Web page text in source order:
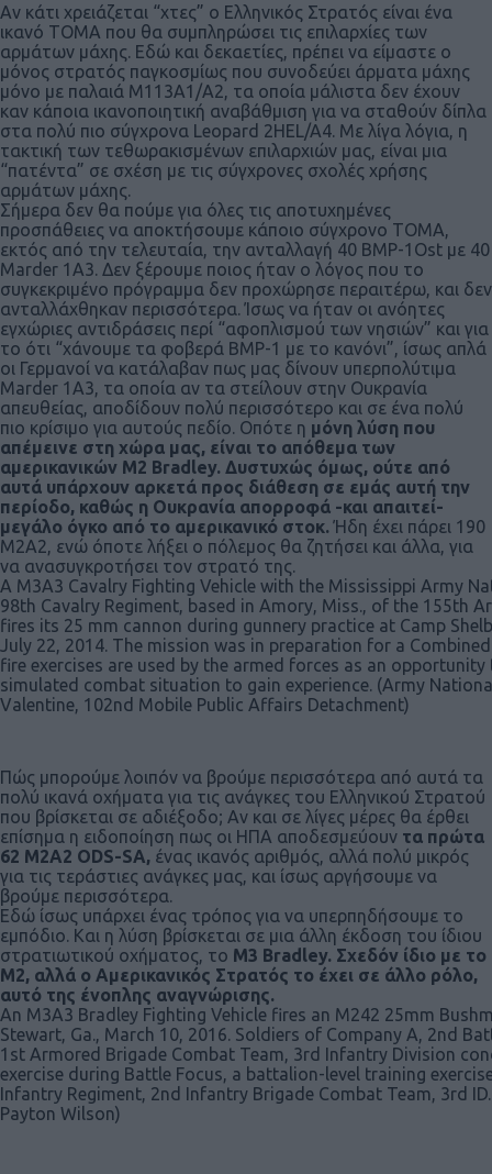
Αν κάτι χρειάζεται “χτες” ο Ελληνικός Στρατός είναι ένα
ικανό ΤΟΜΑ που θα συμπληρώσει τις επιλαρχίες των
αρμάτων μάχης. Εδώ και δεκαετίες, πρέπει να είμαστε ο
μόνος στρατός παγκοσμίως που συνοδεύει άρματα μάχης
μόνο με παλαιά Μ113Α1/Α2, τα οποία μάλιστα δεν έχουν
καν κάποια ικανοποιητική αναβάθμιση για να σταθούν δίπλα
στα πολύ πιο σύγχρονα Leopard 2HEL/A4. Με λίγα λόγια, η
τακτική των τεθωρακισμένων επιλαρχιών μας, είναι μια
“πατέντα” σε σχέση με τις σύγχρονες σχολές χρήσης
αρμάτων μάχης.
Σήμερα δεν θα πούμε για όλες τις αποτυχημένες
προσπάθειες να αποκτήσουμε κάποιο σύγχρονο ΤΟΜΑ,
εκτός από την τελευταία, την ανταλλαγή 40 ΒΜΡ-1Ost με 40
Marder 1A3. Δεν ξέρουμε ποιος ήταν ο λόγος που το
συγκεκριμένο πρόγραμμα δεν προχώρησε περαιτέρω, και δεν
ανταλλάχθηκαν περισσότερα. Ίσως να ήταν οι ανόητες
εγχώριες αντιδράσεις περί “αφοπλισμού των νησιών” και για
το ότι “χάνουμε τα φοβερά ΒΜΡ-1 με το κανόνι”, ίσως απλά
οι Γερμανοί να κατάλαβαν πως μας δίνουν υπερπολύτιμα
Marder 1A3, τα οποία αν τα στείλουν στην Ουκρανία
απευθείας, αποδίδουν πολύ περισσότερο και σε ένα πολύ
πιο κρίσιμο για αυτούς πεδίο. Οπότε η μόνη λύση που
απέμεινε στη χώρα μας, είναι το απόθεμα των
αμερικανικών M2 Bradley. Δυστυχώς όμως, ούτε από
αυτά υπάρχουν αρκετά προς διάθεση σε εμάς αυτή την
περίοδο, καθώς η Ουκρανία απορροφά -και απαιτεί-
μεγάλο όγκο από το αμερικανικό στοκ.Ήδη έχει πάρει 190
M2A2, ενώ όποτε λήξει ο πόλεμος θα ζητήσει και άλλα, για
να ανασυγκροτήσει τον στρατό της.
A M3A3 Cavalry Fighting Vehicle with the Mississippi Army
98th Cavalry Regiment, based in Amory, Miss., of the 155th
fires its 25 mm cannon during gunnery practice at Camp
July 22, 2014. The mission was in preparation for a Combined
fire exercises are used by the armed forces as an
simulated combat situation to gain experience. (Army
Valentine, 102nd Mobile Public Affairs Detachment)
Πώς μπορούμε λοιπόν να βρούμε περισσότερα από αυτά τα
πολύ ικανά οχήματα για τις ανάγκες του Ελληνικού Στρατού
που βρίσκεται σε αδιέξοδο; Αν και σε λίγες μέρες θα έρθει
επίσημα η ειδοποίηση πως οι ΗΠΑ αποδεσμεύουν τα πρώτα
62 M2A2 ODS-SA, ένας ικανός αριθμός, αλλά πολύ μικρός
για τις τεράστιες ανάγκες μας, και ίσως αργήσουμε να
βρούμε περισσότερα.
Εδώ ίσως υπάρχει ένας τρόπος για να υπερπηδήσουμε το
εμπόδιο. Και η λύση βρίσκεται σε μια άλλη έκδοση του ίδιου
στρατιωτικού οχήματος, το Μ3 Bradley. Σχεδόν ίδιο με το
Μ2, αλλά ο Αμερικανικός Στρατός το έχει σε άλλο ρόλο,
αυτό της ένοπλης αναγνώρισης.
An M3A3 Bradley Fighting Vehicle fires an M242 25mm
Stewart, Ga., March 10, 2016. Soldiers of Company A, 2nd
1st Armored Brigade Combat Team, 3rd Infantry Division
exercise during Battle Focus, a battalion-level training
Infantry Regiment, 2nd Infantry Brigade Combat Team, 3rd
Payton Wilson)